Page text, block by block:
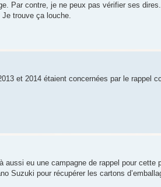
Par contre, je ne peux pas vérifier ses
Je trouve ça louche.
et 2014 étaient concernées par le rappel
aussi eu une campagne de rappel pour cette
Suzuki pour récupérer les cartons